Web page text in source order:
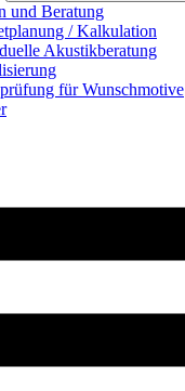
und Beratung
/ Kalkulation
Akustikberatung
für Wunschmotive